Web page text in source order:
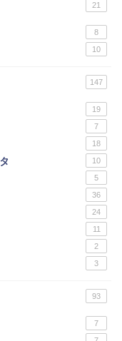
21
8
10
147
19
7
18
10
5
36
24
11
2
3
93
7